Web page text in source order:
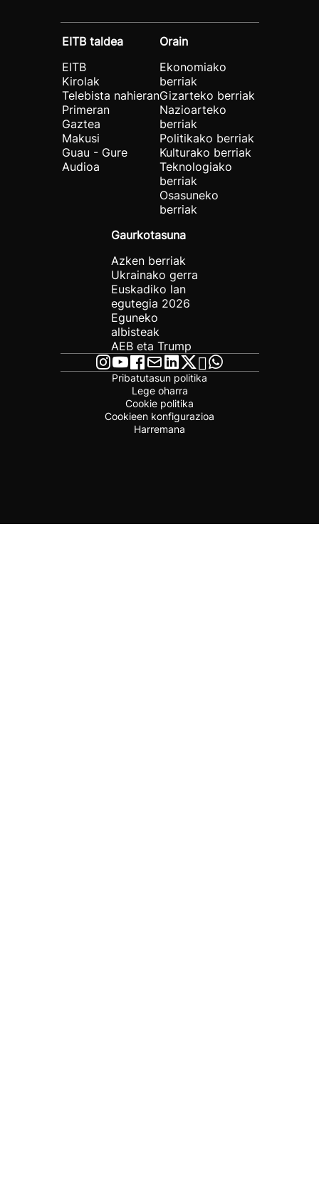
EITB taldea
EITB
Kirolak
Telebista nahieran
Primeran
Gaztea
Makusi
Guau - Gure
Audioa
Orain
Ekonomiako
berriak
Gizarteko berriak
Nazioarteko
berriak
Politikako berriak
Kulturako berriak
Teknologiako
berriak
Osasuneko
berriak
Gaurkotasuna
Azken berriak
Ukrainako gerra
Euskadiko lan
egutegia 2026
Eguneko
albisteak
AEB eta Trump
Pribatutasun politika
Lege oharra
Cookie politika
Cookieen konfigurazioa
Harremana